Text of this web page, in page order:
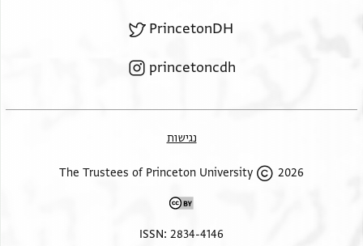
PrincetonDH
princetoncdh
נגישות
2026 The Trustees of Princeton University
ISSN: 2834-4146